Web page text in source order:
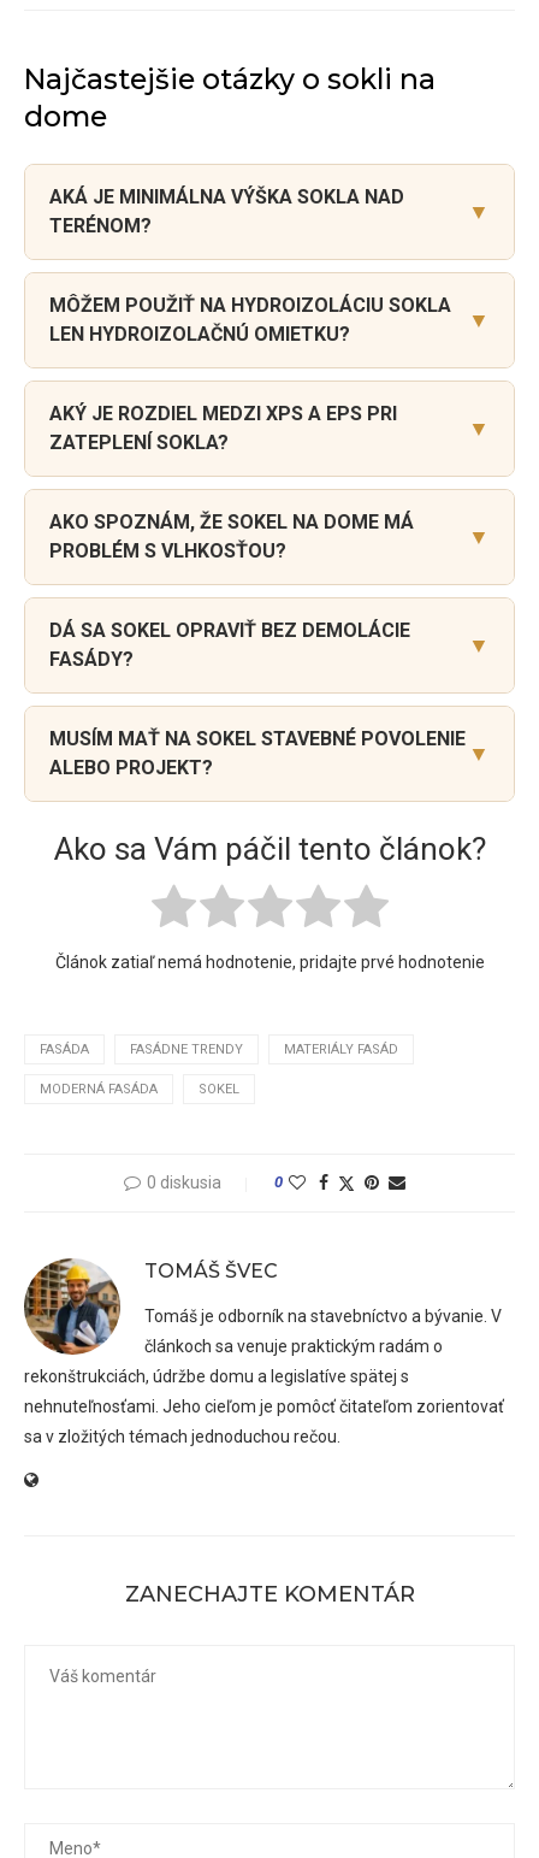
Najčastejšie otázky o sokli na
dome
AKÁ JE MINIMÁLNA VÝŠKA SOKLA NAD
TERÉNOM?
▼
MÔŽEM POUŽIŤ NA HYDROIZOLÁCIU SOKLA
LEN HYDROIZOLAČNÚ OMIETKU?
▼
AKÝ JE ROZDIEL MEDZI XPS A EPS PRI
ZATEPLENÍ SOKLA?
▼
AKO SPOZNÁM, ŽE SOKEL NA DOME MÁ
PROBLÉM S VLHKOSŤOU?
▼
DÁ SA SOKEL OPRAVIŤ BEZ DEMOLÁCIE
FASÁDY?
▼
MUSÍM MAŤ NA SOKEL STAVEBNÉ POVOLENIE
ALEBO PROJEKT?
▼
Ako sa Vám páčil tento článok?
Článok zatiaľ nemá hodnotenie, pridajte prvé hodnotenie
FASÁDA FASÁDNE TRENDY MATERIÁLY FASÁD
MODERNÁ FASÁDA SOKEL
0 diskusia 0
TOMÁŠ ŠVEC
Tomáš je odborník na stavebníctvo a bývanie. V
článkoch sa venuje praktickým radám o
rekonštrukciách, údržbe domu a legislatíve spätej s
nehnuteľnosťami. Jeho cieľom je pomôcť čitateľom zorientovať
sa v zložitých témach jednoduchou rečou.
ZANECHAJTE KOMENTÁR